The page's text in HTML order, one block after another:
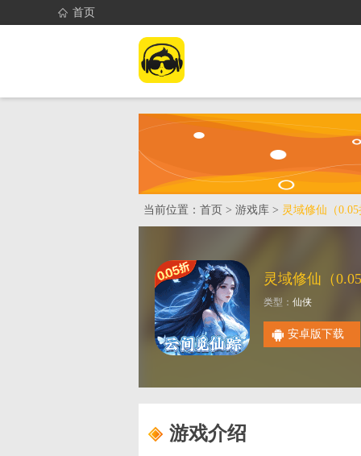
首页
首页 找游戏
当前位置： 首页 > 游戏库 > 灵域修仙（0.05
类型： 仙侠
安卓版下载
游戏介绍